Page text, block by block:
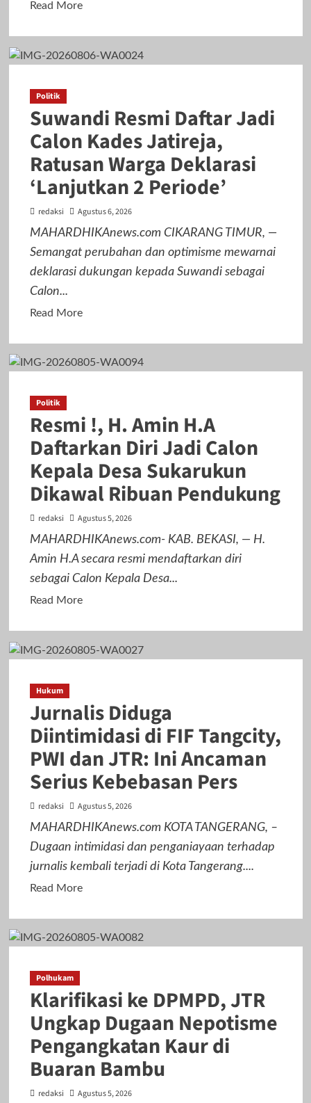
Read MoreRead
about
Lapak
Bahu
Jalan
Jurumudi
Dikeluhkan
Warga,
Kemacetan
dan
Kerusakan
Taman
Jadi
Politik
Suwandi Resmi Daftar Jadi
Calon Kades Jatireja,
Ratusan Warga Deklarasi
‘Lanjutkan 2 Periode’
redaksi Agustus 6, 2026
MAHARDHIKAnews.com CIKARANG TIMUR, —
Semangat perubahan dan optimisme mewarnai
deklarasi dukungan kepada Suwandi sebagai
Calon...
Read MoreRead
about
Suwandi
Jadi
Calon
Kades
Jatireja,
Ratusan
Warga
Deklarasi
‘Lanjutkan
2
Periode’
Politik
Resmi !, H. Amin H.A
Daftarkan Diri Jadi Calon
Kepala Desa Sukarukun
Dikawal Ribuan Pendukung
redaksi Agustus 5, 2026
MAHARDHIKAnews.com- KAB. BEKASI, — H.
Amin H.A secara resmi mendaftarkan diri
sebagai Calon Kepala Desa...
Read MoreRead
about
Resmi
Amin
H.A
Daftarkan
Diri
Jadi
Calon
Kepala
Desa
Sukarukun
Dikawal
Pendukung
Hukum
Jurnalis Diduga
Diintimidasi di FIF Tangcity,
PWI dan JTR: Ini Ancaman
Serius Kebebasan Pers
redaksi Agustus 5, 2026
MAHARDHIKAnews.com KOTA TANGERANG, –
Dugaan intimidasi dan penganiayaan terhadap
jurnalis kembali terjadi di Kota Tangerang....
Read MoreRead
about
Jurnalis
di
FIF
Tangcity,
PWI
JTR:
Ini
Polhukam
Klarifikasi ke DPMPD, JTR
Ungkap Dugaan Nepotisme
Pengangkatan Kaur di
Buaran Bambu
redaksi Agustus 5, 2026